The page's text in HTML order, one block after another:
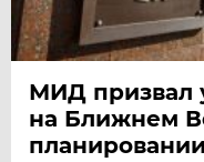
МИД призвал
на Ближнем